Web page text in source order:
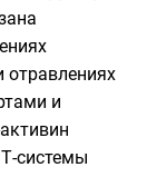
отравлениях
и
системы